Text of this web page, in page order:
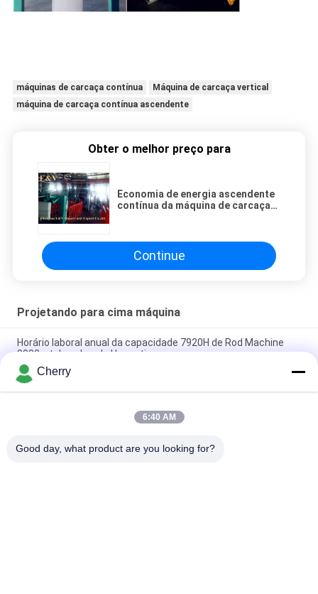
máquinas de carcaça contínua
Máquina de carcaça vertical
máquina de carcaça contínua ascendente
Obter o melhor preço para
Economia de energia ascendente
contínua da máquina de carcaça
Continue
Projetando para cima máquina
Horário laboral anual da capacidade 7920H de Rod Machine
8000mt do cobre de Upcasting
O fio e a fabricação de cabos bondes do motor fazem à
máquina 17mm 1000-12000 toneladas
Qty ascendente da costa 2-24 da máquina de carcaça 17mm
Cherry
6:40 AM
Good day, what product are you looking for?